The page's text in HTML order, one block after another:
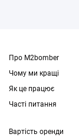
Про M2bomber
Чому ми кращі
Як це працює
Часті питання
Вартість оренди